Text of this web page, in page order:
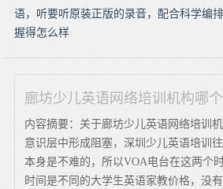
语，听要听原装正版的录音，配合科学编
握得怎么样
廊坊少儿英语网络培训机构哪
内容摘要：关于廊坊少儿英语网络培训
意识层中形成阻塞，深圳少儿英语培训
本身是不难的，所以VOA电台在这两个
时间是不同的大学生英语家教价格，没